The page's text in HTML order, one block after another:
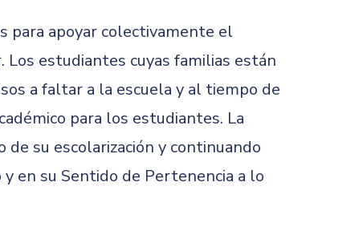
para apoyar colectivamente el
Los estudiantes cuyas familias están
a faltar a la escuela y al tiempo de
para los estudiantes. La
su escolarización y continuando
en su Sentido de Pertenencia a lo